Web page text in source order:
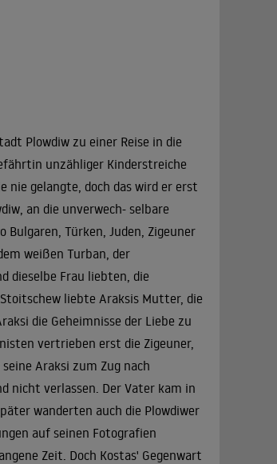
Plowdiw zu einer Reise in die
unzähliger Kinderstreiche
nie gelangte, doch das wird er erst
an die unverwech- selbare
Türken, Juden, Zigeuner
weißen Turban, der
dieselbe Frau liebten, die
liebte Araksis Mutter, die
die Geheimnisse der Liebe zu
vertrieben erst die Zigeuner,
Araksi zum Zug nach
nicht verlassen. Der Vater kam in
wanderten auch die Plowdiwer
auf seinen Fotografien
Zeit. Doch Kostas' Gegenwart